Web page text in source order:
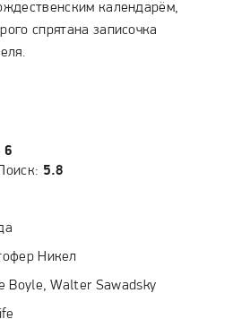
календарём,
спрятана записочка
6
5.8
Никел
Boyle, Walter Sawadsky